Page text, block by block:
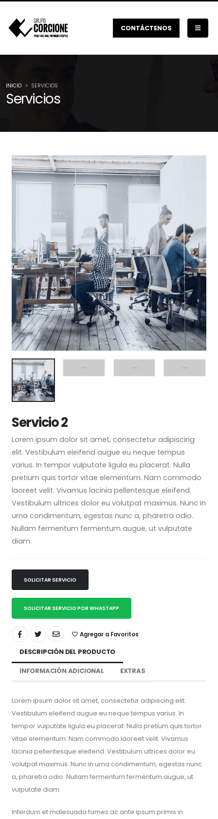
CONTÁCTENOS
Servicios
INICIO SERVICIOS
Servicio 2
Lorem ipsum dolor sit amet, consectetur adipiscing
elit. Vestibulum eleifend augue eu neque tempus
varius. In tempor vulputate ligula eu placerat. Nulla
pretium quis tortor vitae elementum. Nam commodo
laoreet velit. Vivamus lacinia pellentesque eleifend.
Vestibulum ultrices dolor eu volutpat maximus. Nunc in
urna condimentum, egestas nunc a, pharetra odio.
Nullam fermentum fermentum augue, ut vulputate
diam.
SOLICITAR SERVICIO
SOLICITAR SERVICIO POR WHASTAPP
Agregar a Favoritos
DESCRIPCIÓN DEL PRODUCTO
INFORMACIÓN ADICIONAL EXTRAS
Lorem ipsum dolor sit amet, consectetur adipiscing elit.
Vestibulum eleifend augue eu neque tempus varius. In
tempor vulputate ligula eu placerat. Nulla pretium quis tortor
vitae elementum. Nam commodo laoreet velit. Vivamus
lacinia pellentesque eleifend. Vestibulum ultrices dolor eu
volutpat maximus. Nunc in urna condimentum, egestas nunc
a, pharetra odio. Nullam fermentum fermentum augue, ut
vulputate diam.
Interdum et malesuada fames ac ante ipsum primis in